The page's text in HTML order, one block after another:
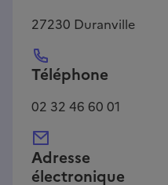
27230 Duranville
Téléphone
02 32 46 60 01
Adresse
électronique